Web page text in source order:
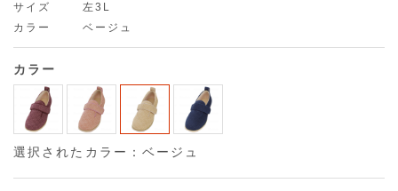
サイズ
左3L
カラー
ベージュ
カラー
選択されたカラー：ベージュ